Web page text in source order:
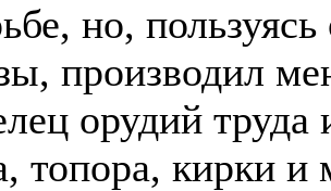
но,
производил
орудий
топора, кирки и